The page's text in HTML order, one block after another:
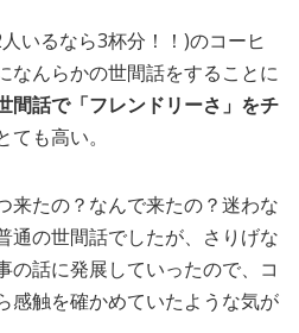
いるなら3杯分！！)のコーヒ
なんらかの世間話をすることに
間話で「フレンドリーさ」をチ
ても高い。
来たの？なんで来たの？迷わな
通の世間話でしたが、さりげな
の話に発展していったので、コ
感触を確かめていたような気が